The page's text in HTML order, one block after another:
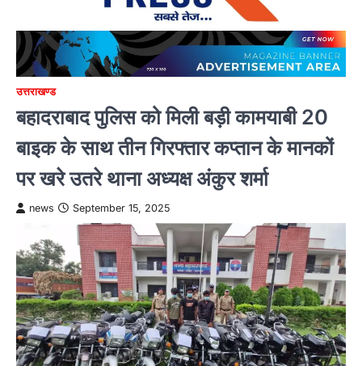
उत्तराखण्ड
बहादराबाद पुलिस को मिली बड़ी कामयाबी 20
बाइक के साथ तीन गिरफ्तार कप्तान के मानकों
पर खरे उतरे थाना अध्यक्ष अंकुर शर्मा
news September 15, 2025